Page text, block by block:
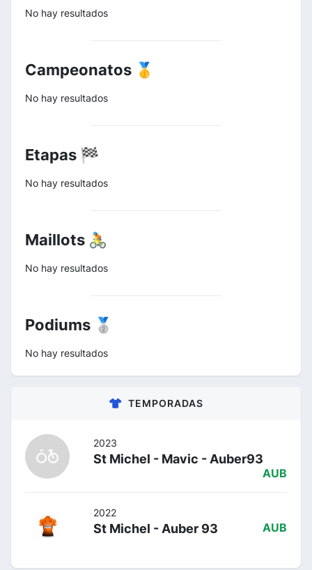
No hay resultados
Campeonatos 🥇
No hay resultados
Etapas 🏁
No hay resultados
Maillots 🚴
No hay resultados
Podiums 🥈
No hay resultados
TEMPORADAS
2023
St Michel - Mavic - Auber93
AUB
2022
St Michel - Auber 93 AUB